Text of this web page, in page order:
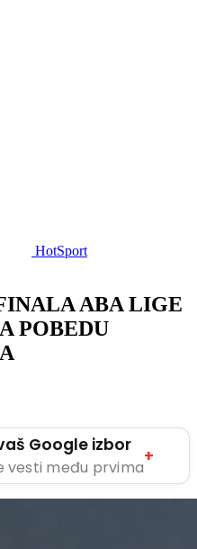
HotSport
ABA LIGE
POBEDU
Google izbor
vesti među prvima
+